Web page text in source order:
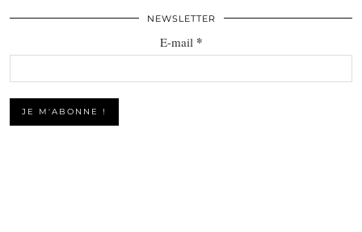
NEWSLETTER
E-mail *